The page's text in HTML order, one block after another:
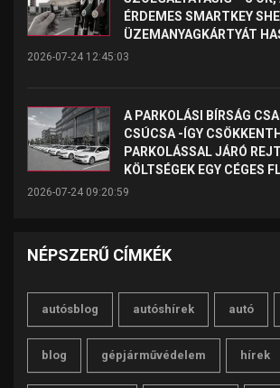
ÉRDEMES SMARTKEY
ÜZEMANYAGKÁRTYÁT
2026-07-24 12:45:03
A PARKOLÁSI BÍRSÁG
CSÚCSA -ÍGY
PARKOLÁSSAL JÁRÓ
KÖLTSÉGEK EGY CÉGES
2026-07-24 09:20:59
NÉPSZERŰ CÍMKÉK
autósblog autóshírek autó
blog gépjárművédelem hírek